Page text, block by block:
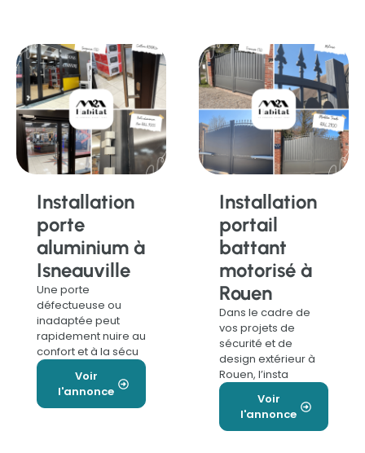
Installation
porte
aluminium à
Isneauville
Une porte
défectueuse ou
inadaptée peut
rapidement nuire au
confort et à la sécu
Voir
l'annonce
Installation
portail
battant
motorisé à
Rouen
Dans le cadre de
vos projets de
sécurité et de
design extérieur à
Rouen, l’insta
Voir
l'annonce